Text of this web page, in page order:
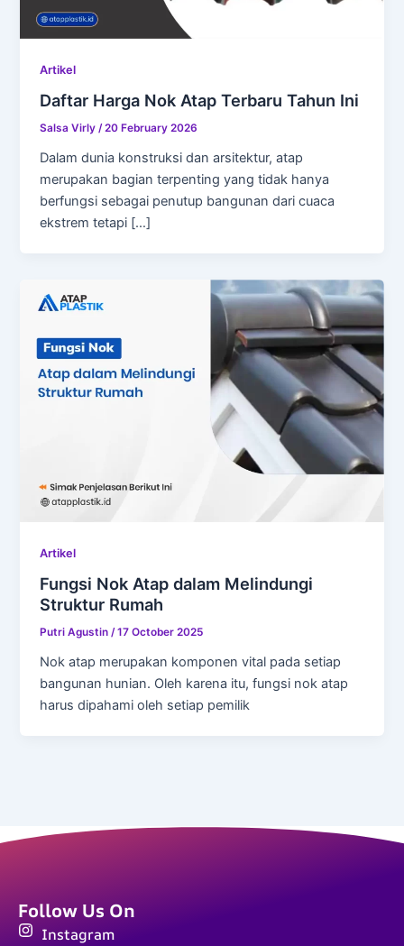
Artikel
Daftar Harga Nok Atap Terbaru Tahun Ini
Salsa Virly/20 February 2026
Dalam dunia konstruksi dan arsitektur, atap
merupakan bagian terpenting yang tidak hanya
berfungsi sebagai penutup bangunan dari cuaca
ekstrem tetapi […]
Artikel
Fungsi Nok Atap dalam Melindungi
Struktur Rumah
Putri Agustin/17 October 2025
Nok atap merupakan komponen vital pada setiap
bangunan hunian. Oleh karena itu, fungsi nok atap
harus dipahami oleh setiap pemilik
Follow Us On
Instagram